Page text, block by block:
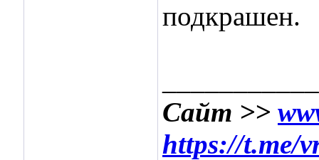
подкрашен.
Сайт >>
https://t.me/